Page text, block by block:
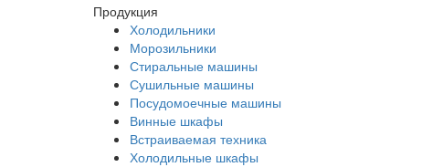
Продукция
Холодильники
Морозильники
Стиральные машины
Сушильные машины
Посудомоечные машины
Винные шкафы
Встраиваемая техника
Холодильные шкафы